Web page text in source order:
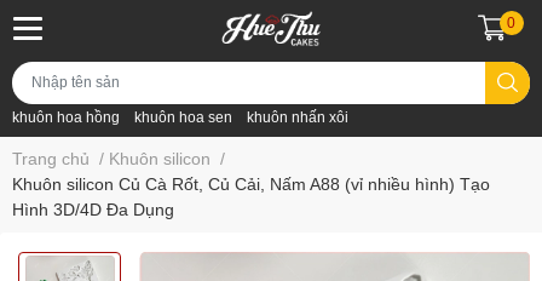
khuôn hoa hồng khuôn hoa sen khuôn nhấn xôi
0
Trang chủ / Khuôn silicon /
Khuôn silicon Củ Cà Rốt, Củ Cải, Nấm A88 (vỉ nhiều hình) Tạo
Hình 3D/4D Đa Dụng